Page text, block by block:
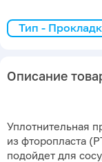
Тип -
Описание
Уплотнительная
из фторопласта
подойдет для